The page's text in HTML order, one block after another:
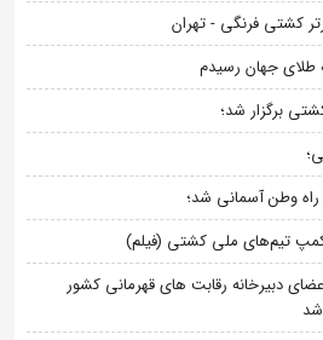
کشتی فرنگی - تهران
طلای جهان رسیدم
برگزار شد؛
راه وطن آسمانی شد؛
تیم‌های ملی کشتی (فیلم)
دبیرخانه رقابت های قهرمانی کشور